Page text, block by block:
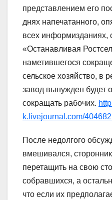
представлением его
днях напечатанного,
всех информизданиях,
«Останавливая
наметившегося
сельское хозяйство, в
завод вынужден будет
сокращать рабочих.
k.livejournal.com/
После недолгого
вмешивался,
перетащить на свою
собравшихся, а
что если их